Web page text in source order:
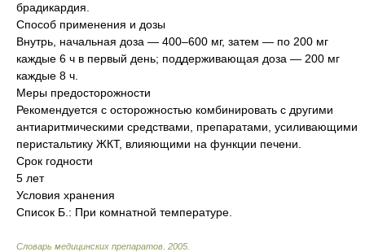
брадикардия.
Способ применения и дозы
Внутрь, начальная доза — 400–600 мг, затем — по 200 мг
каждые 6 ч в первый день; поддерживающая доза — 200 мг
каждые 8 ч.
Меры предосторожности
Рекомендуется с осторожностью комбинировать с другими
антиаритмическими средствами, препаратами, усиливающими
перистальтику ЖКТ, влияющими на функции печени.
Срок годности
5 лет
Условия хранения
Список Б.: При комнатной температуре.
Словарь медицинских препаратов 2005